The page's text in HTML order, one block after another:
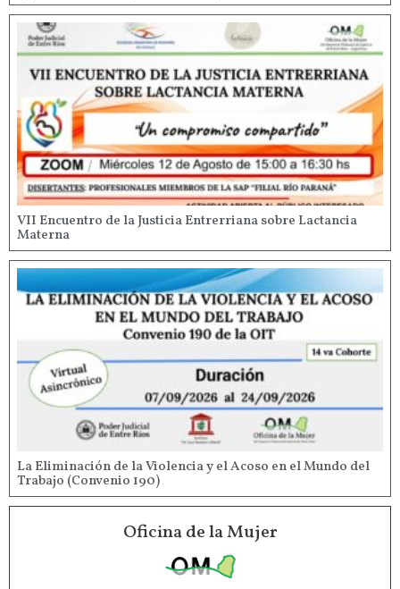
VII Encuentro de la Justicia Entrerriana sobre Lactancia
Materna
La Eliminación de la Violencia y el Acoso en el Mundo del
Trabajo (Convenio 190)
Oficina de la Mujer